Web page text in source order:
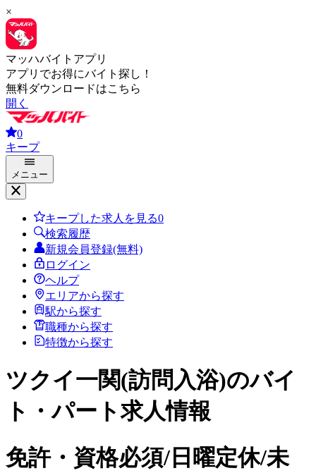
×
マッハバイトアプリ
アプリでお得にバイト探し！
無料ダウンロードはこちら
開く
0
キープ
メニュー
キープした求人を見る0
検索履歴
新規会員登録(無料)
ログイン
ヘルプ
エリアから探す
駅から探す
職種から探す
特徴から探す
ツクイ一関(訪問入浴)のバイ
ト・パート求人情報
免許・資格必須/日曜定休/未